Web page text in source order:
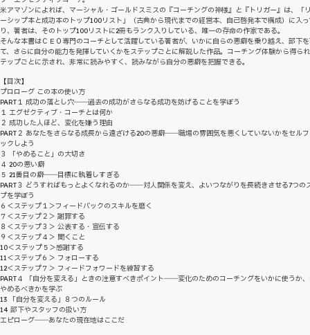
米アマゾンによれば、マーシャル・ゴールドスミスの『コーチングの神様』と『トリガー』は、「
ーシップ本と成功本のトップ100リスト」（古典から現代までの経営本、自己啓発本で構成）に入
り、著者は、そのトップ100リストに2冊もランク入りしている、唯一の存命の作家である。
そんな本書はＣＥＯ専門のコーチとして活躍している著者が、いかに自らの悪癖を乗り越え、部下
て、さらに自分の能力を発揮していくかをステップごとに解説した作品。コーチング体験から得ら
テップごとに示され、非常に読みやすく、読みながら自分の悪癖を把握できる。
【目次】
プロローグ この本の使い方
PART１ 成功の落とし穴――過去の成功がさらなる成功を妨げることを学ぼう
１ エグゼクティブ・コーチとは何か
２ 成功した人ほど、変化を嫌う理由
PART２ あなたをさらなる成長から遠ざける20の悪癖――職場の雰囲気を悪くしていないかをセル
ックしよう
３ 「やめること」の大切さ
４ 20の悪い癖
５ 21番目の癖――目標に執着しすぎる
PART３ どうすればもっとよくなれるのか――対人関係を変え、よいつながりを長続きさせる7つの
プを学ぼう
６＜ステップ１＞フィードバックのスキルを磨く
７＜ステップ２＞ 謝罪する
８＜ステップ３＞ 公表する・宣伝する
９＜ステップ４＞ 聞くこと
10＜ステップ５＞感謝する
11＜ステップ６＞ フォローする
12＜ステップ７＞ フィードフォワードを練習する
PART４ 「自分を変える」ときの注意すべきポイント――変化のためのコーチングをいかに使うか
やめるべきかを学ぶ
13 「自分を変える」８つのルール
14 部下やスタッフの扱い方
エピローグ――あなたの現在地はここだ